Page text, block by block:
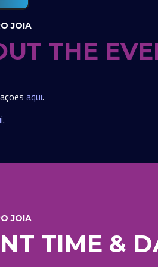
JOIA
THE
aqui.
.
JOIA
TIME &